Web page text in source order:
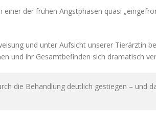
der frühen Angstphasen quasi
und unter Aufsicht unserer Tierärztin
und ihr Gesamtbefinden sich dramatisch
die Behandlung deutlich gestiegen – und